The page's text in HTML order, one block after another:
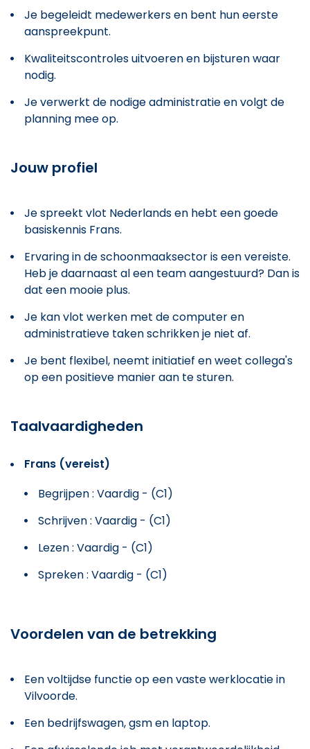
Je begeleidt medewerkers en bent hun eerste
aanspreekpunt.
Kwaliteitscontroles uitvoeren en bijsturen waar
nodig.
Je verwerkt de nodige administratie en volgt de
planning mee op.
Jouw profiel
Je spreekt vlot Nederlands en hebt een goede
basiskennis Frans.
Ervaring in de schoonmaaksector is een vereiste.
Heb je daarnaast al een team aangestuurd? Dan is
dat een mooie plus.
Je kan vlot werken met de computer en
administratieve taken schrikken je niet af.
Je bent flexibel, neemt initiatief en weet collega's
op een positieve manier aan te sturen.
Taalvaardigheden
Frans (vereist)
Begrijpen : Vaardig - (C1)
Schrijven : Vaardig - (C1)
Lezen : Vaardig - (C1)
Spreken : Vaardig - (C1)
Voordelen van de betrekking
Een voltijdse functie op een vaste werklocatie in
Vilvoorde.
Een bedrijfswagen, gsm en laptop.